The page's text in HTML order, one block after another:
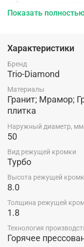
гайки, но и
дает возможность
клее при установке
Горячее прессование
Показать
Характеристики
Бренд
Trio-Diamond
Материалы
Гранит; Мрамор;
плитка
Наружный диаметр, мм
50
Вид режущей кромки
Турбо
Высота режущей
8.0
Толщина режущей
1.8
Технология
Горячее